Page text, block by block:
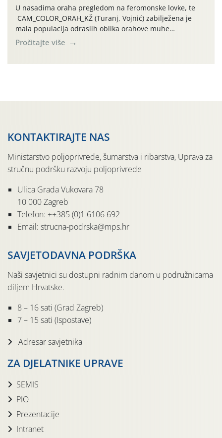
U nasadima oraha pregledom na feromonske lovke, te
CAM_COLOR_ORAH_KŽ (Turanj, Vojnić) zabilježena je
mala populacija odraslih oblika orahove muhe
(Rhagoletis completa). Niska brojnost može se objasniti
činjenicom da je riječ o mladim nasadima s vrlo malim
Pročitajte više
KONTAKTIRAJTE NAS
Ministarstvo poljoprivrede, šumarstva i ribarstva, Uprava za
stručnu podršku razvoju poljoprivrede
Ulica Grada Vukovara 78
10 000 Zagreb
Telefon: ++385 (0)1 6106 692
Email: strucna-podrska@mps.hr
SAVJETODAVNA PODRŠKA
Naši savjetnici su dostupni radnim danom u podružnicama
diljem Hrvatske.
8 – 16 sati (Grad Zagreb)
7 – 15 sati (Ispostave)
Adresar savjetnika
ZA DJELATNIKE UPRAVE
SEMIS
PIO
Prezentacije
Intranet